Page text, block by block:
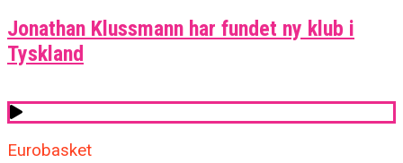
Jonathan Klussmann har fundet ny klub i
Tyskland
Eurobasket